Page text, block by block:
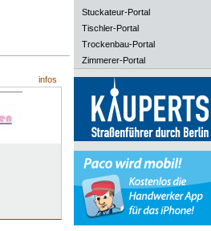
infos
Stuckateur-Portal
Tischler-Portal
Trockenbau-Portal
Zimmerer-Portal